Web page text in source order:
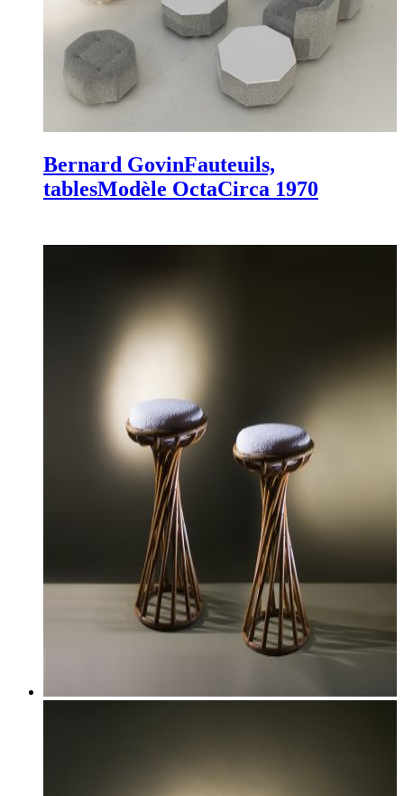
Bernard GovinFauteuils,
tablesModèle OctaCirca 1970